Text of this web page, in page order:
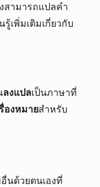
สามารถแปลคำ
เพิ่มเติมเกี่ยวกับ
ลงแปลเป็นภาษาที่
องหมายสำหรับ
นด้วยตนเองที่